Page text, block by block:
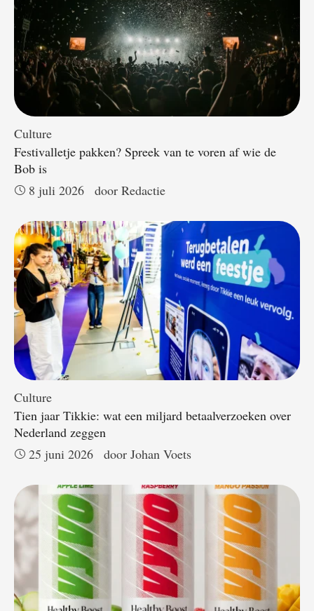
Culture
Festivalletje pakken? Spreek van te voren af wie de
Bob is
8 juli 2026
door Redactie
Culture
Tien jaar Tikkie: wat een miljard betaalverzoeken over
Nederland zeggen
25 juni 2026
door Johan Voets